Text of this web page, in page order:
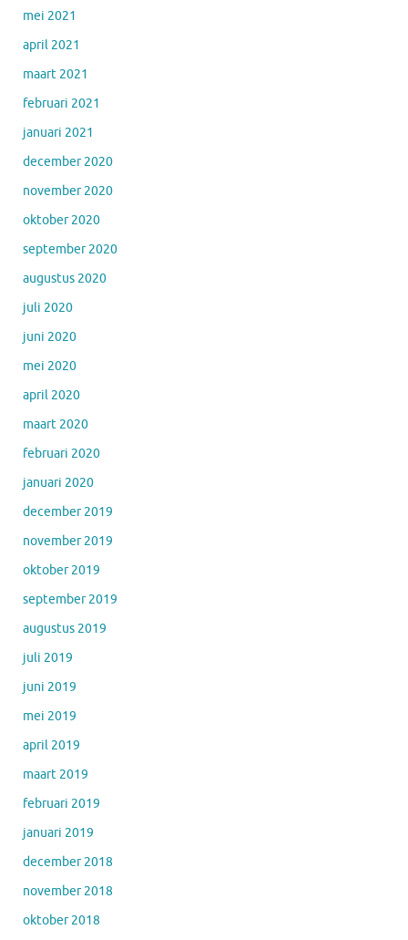
mei 2021
april 2021
maart 2021
februari 2021
januari 2021
december 2020
november 2020
oktober 2020
september 2020
augustus 2020
juli 2020
juni 2020
mei 2020
april 2020
maart 2020
februari 2020
januari 2020
december 2019
november 2019
oktober 2019
september 2019
augustus 2019
juli 2019
juni 2019
mei 2019
april 2019
maart 2019
februari 2019
januari 2019
december 2018
november 2018
oktober 2018